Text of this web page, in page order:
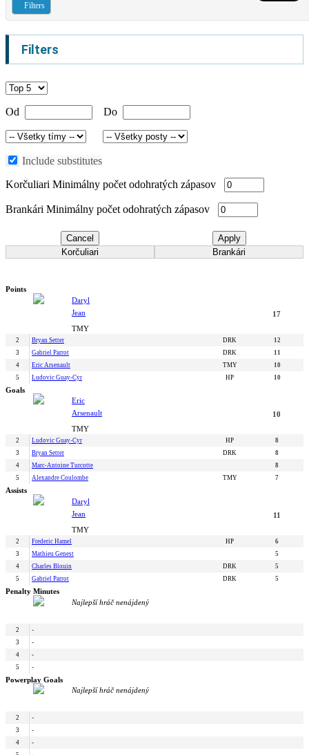
Filters
Filters
Od Do
Include substitutes
Korčuliari Minimálny počet odohratých zápasov
Brankári Minimálny počet odohratých zápasov
Cancel
Apply
Korčuliari
Brankári
Points
Daryl
Jean
TMY
17
2 Bryan Setter DRK
12
3
Gabriel Parrot DRK
11
4
Eric Arsenault TMY
10
5
Ludovic Guay-Cyr HP 10
Goals
Eric
Arsenault
TMY
10
2 Ludovic Guay-Cyr HP
8
3
Bryan Setter DRK
8
4
Marc-Antoine Turcotte
8
5
Alexandre Coulombe TMY 7
Assists
Daryl
Jean
TMY
11
2 Frederic Hamel HP
6
3
Mathieu Genest
5
4
Charles Blouin DRK
5
5
Gabriel Parrot DRK 5
Penalty Minutes
Najlepší hráč nenájdený
2
-
3
-
4
-
5
-
Powerplay Goals
Najlepší hráč nenájdený
2
-
3
-
4
-